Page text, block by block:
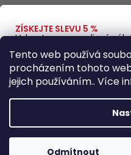
Tento web používá
procházením tohoto
jejich používáním.. Více
Odmítnout
Copyright 2026
ZÍSKEJTE SLEVU 5 %
Vybavte se na rodinný
Zadejte svůj e-mail a
slevový kód.
Zásady